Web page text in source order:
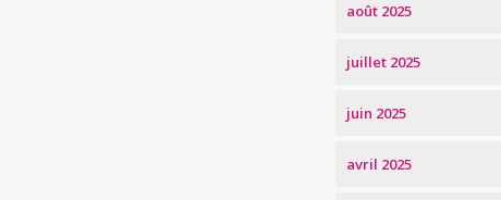
août 2025
juillet 2025
juin 2025
avril 2025